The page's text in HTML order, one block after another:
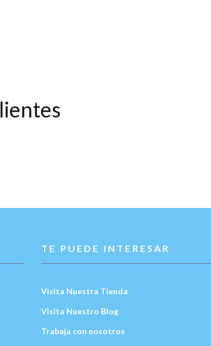
TE PUEDE INTERESAR
Visita Nuestra Tienda
Visita Nuestro Blog
Trabaja con nosotros